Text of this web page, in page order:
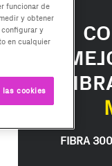
FIBRA
funcionar de
y obtener
y
en cualquier
cookies